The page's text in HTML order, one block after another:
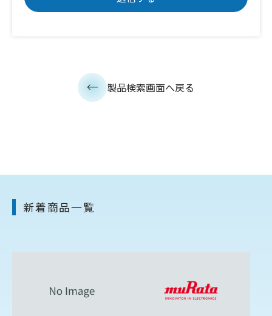
製品検索画面へ戻る
新着商品一覧